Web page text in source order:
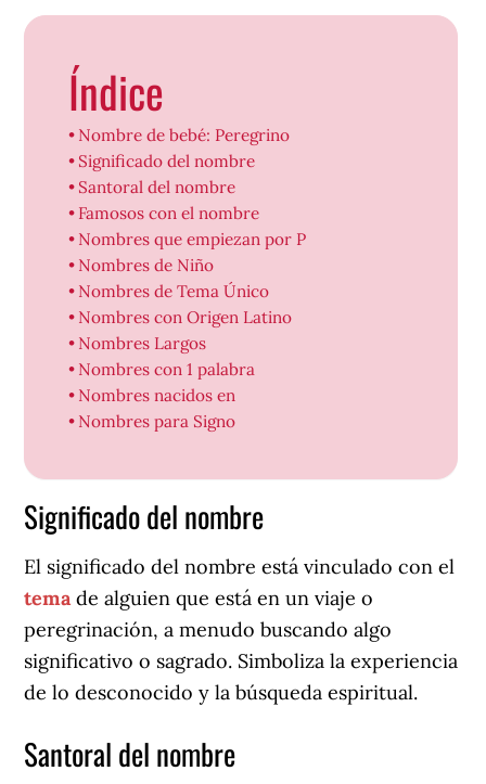
Índice
Nombre de bebé: Peregrino
Significado del nombre
Santoral del nombre
Famosos con el nombre
Nombres que empiezan por P
Nombres de Niño
Nombres de Tema Único
Nombres con Origen Latino
Nombres Largos
Nombres con 1 palabra
Nombres nacidos en
Nombres para Signo
Significado del nombre
El significado del nombre está vinculado con el
temade alguien que está en un viaje o
peregrinación, a menudo buscando algo
significativo o sagrado. Simboliza la experiencia
de lo desconocido y la búsqueda espiritual.
Santoral del nombre